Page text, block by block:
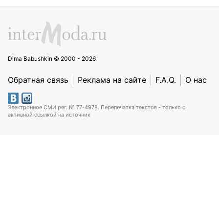
Dima Babushkin © 2000 - 2026
Обратная связь Реклама на сайте F.A.Q. О нас
Электронное СМИ рег. № 77-4978. Перепечатка текстов - только с
активной ссылкой на источник